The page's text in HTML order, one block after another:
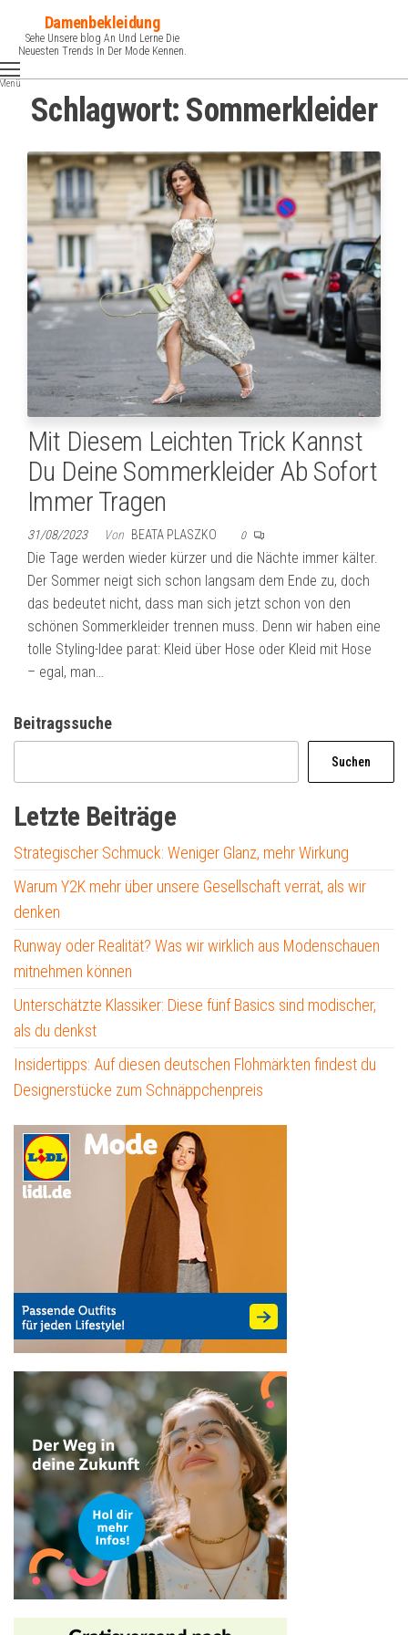
Inhalt
springen
Damenbekleidung
Sehe Unsere blog An Und Lerne Die
Neuesten Trends In Der Mode Kennen.
Schlagwort: Sommerkleider
Mit Diesem Leichten Trick Kannst
Du Deine Sommerkleider Ab Sofort
Immer Tragen
31/08/2023 Von BEATA PLASZKO 0
Die Tage werden wieder kürzer und die Nächte immer kälter.
Der Sommer neigt sich schon langsam dem Ende zu, doch
das bedeutet nicht, dass man sich jetzt schon von den
schönen Sommerkleider trennen muss. Denn wir haben eine
tolle Styling-Idee parat: Kleid über Hose oder Kleid mit Hose
– egal, man…
Beitragssuche
Suchen
Letzte Beiträge
Strategischer Schmuck: Weniger Glanz, mehr Wirkung
Warum Y2K mehr über unsere Gesellschaft verrät, als wir
denken
Runway oder Realität? Was wir wirklich aus Modenschauen
mitnehmen können
Unterschätzte Klassiker: Diese fünf Basics sind modischer,
als du denkst
Insidertipps: Auf diesen deutschen Flohmärkten findest du
Designerstücke zum Schnäppchenpreis